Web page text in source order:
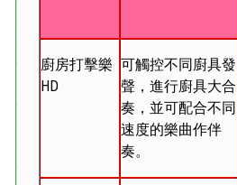
廚房打擊樂
HD
可觸控不同廚具發
聲，進行廚具大合
奏，並可配合不同
速度的樂曲作伴
奏。